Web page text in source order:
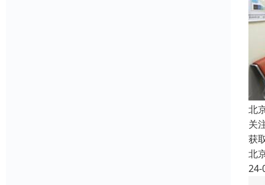
北
关
获
北
24-